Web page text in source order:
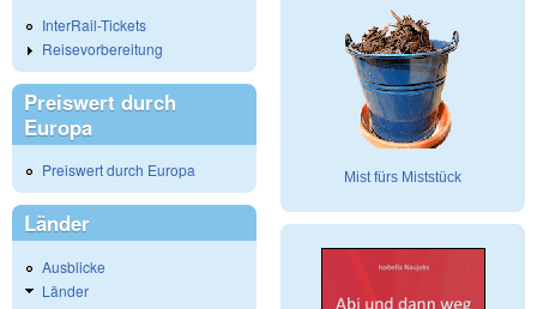
InterRail-Tickets
Reisevorbereitung
Preiswert durch
Europa
Preiswert durch Europa
Länder
Ausblicke
Länder
Mist fürs Miststück